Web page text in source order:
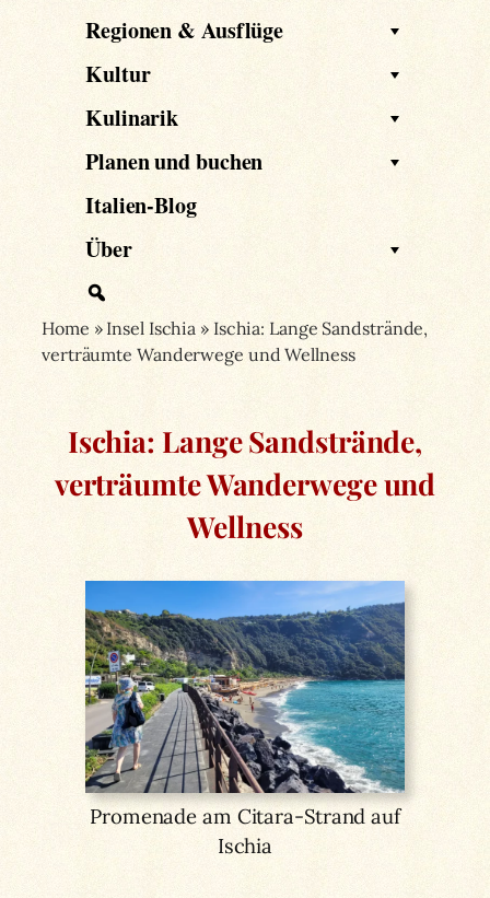
Regionen & Ausflüge
Kultur
Kulinarik
Planen und buchen
Italien-Blog
Über
Home » Insel Ischia » Ischia: Lange Sandstrände,
verträumte Wanderwege und Wellness
Ischia: Lange Sandstrände,
verträumte Wanderwege und
Wellness
Promenade am Citara-Strand auf
Ischia